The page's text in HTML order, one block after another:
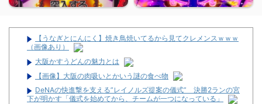
【うなぎとにんにく】焼き鳥焼いてるから見てクレメンスｗｗｗ
（画像あり）
大阪かすうどんの魅力とは
【画像】大阪の肉吸いとかいう謎の食べ物
DeNAの快進撃を支える”レイノルズ提案の儀式” 決勝2ランの宮
下が明かす「儀式を始めてから、チームが一つになっている」